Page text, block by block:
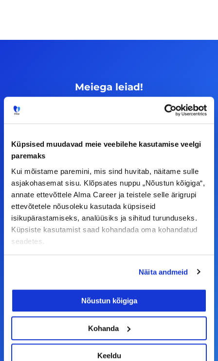
Küpsised muudavad meie veebilehe kasutamise veelgi
paremaks
Kui mõistame paremini, mis sind huvitab, näitame sulle
asjakohasemat sisu. Klõpsates nuppu „Nõustun kõigiga“,
annate ettevõttele Alma Career ja teistele selle ärigrupi
ettevõtetele nõusoleku kasutada küpsiseid
isikupärastamiseks, analüüsiks ja sihitud turunduseks.
Küpsiste kasutamist saad kohandada oma kohandatud
seadetes.
Näita andmeid
Nõustun kõigiga
Kohanda
Keeldu
Meiega leiad!
Tööelublogi.ee lehelt leiad kõik vajaliku, et olla
kursis tööturu uudistega. Kui sul on
teha koostööd, siis võta meiega julgelt ühendust.
F
a
c
e
o
k
f
I
n
s
t
g
a
m
L
i
n
k
d
n
Y
o
u
t
b
e
© Alma Career Estonia OÜ
Aktiveeri tööpakkumiste teavitus
KKK
Kasutustingimused
Tööandjale